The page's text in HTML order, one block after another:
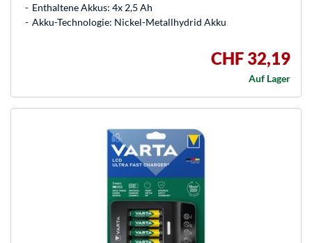
Enthaltene Akkus: 4x 2,5 Ah
Akku-Technologie: Nickel-Metallhydrid Akku
CHF 32,19
Auf Lager